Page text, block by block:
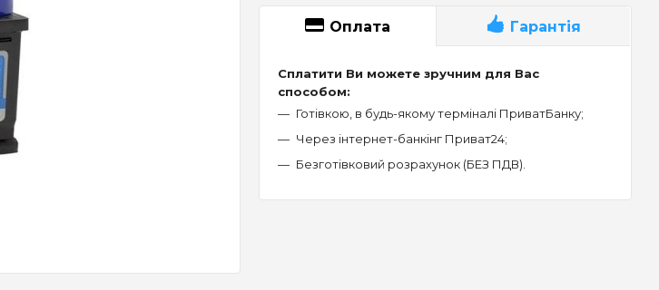
Оплата Гарантія
Сплатити Ви можете зручним для Вас
способом:
Готівкою, в будь-якому терміналі ПриватБанку;
Через інтернет-банкінг Приват24;
Безготівковий розрахунок (БЕЗ ПДВ).